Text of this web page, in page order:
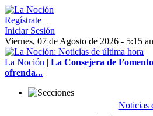
Regístrate
Iniciar Sesión
Viernes, 07 de Agosto de 2026 - 5:15
La Noción | La Consejera de
ofrenda...
Noticias